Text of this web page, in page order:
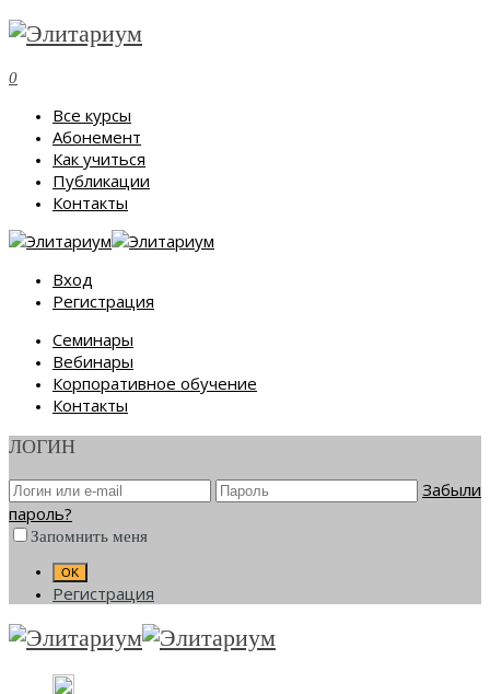
0
Все курсы
Абонемент
Как учиться
Публикации
Контакты
Вход
Регистрация
Семинары
Вебинары
Корпоративное обучение
Контакты
ЛОГИН
Забыли
пароль?
Запомнить меня
Регистрация